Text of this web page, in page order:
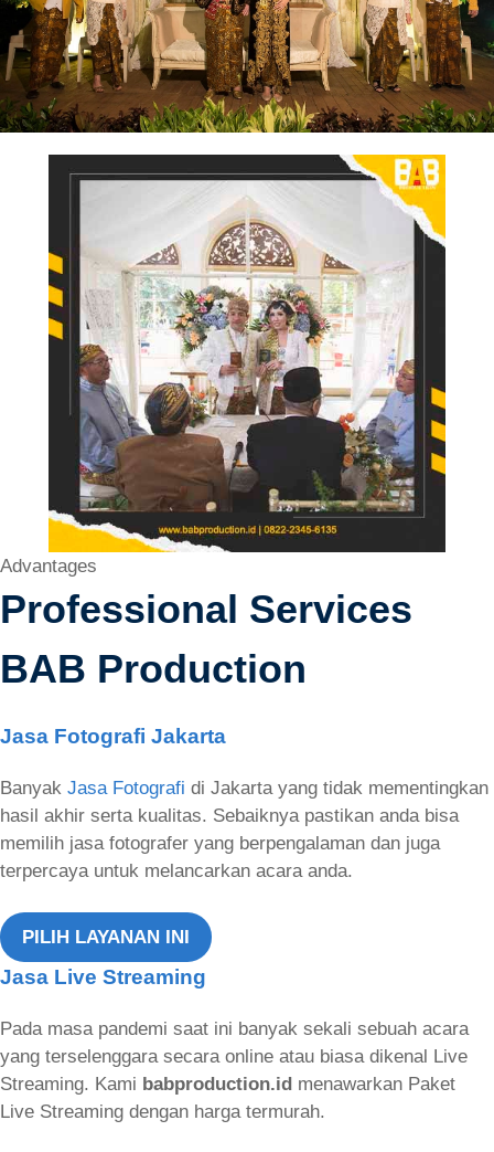
Advantages
Professional Services
BAB Production
Jasa Fotografi Jakarta
Banyak Jasa Fotografi di Jakarta yang tidak mementingkan
hasil akhir serta kualitas. Sebaiknya pastikan anda bisa
memilih jasa fotografer yang berpengalaman dan juga
terpercaya untuk melancarkan acara anda.
PILIH LAYANAN INI
Jasa Live Streaming
Pada masa pandemi saat ini banyak sekali sebuah acara
yang terselenggara secara online atau biasa dikenal Live
Streaming. Kami babproduction.id menawarkan Paket
Live Streaming dengan harga termurah.